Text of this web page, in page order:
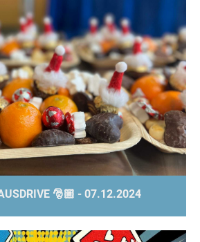
🎅🏼 - 07.12.2024